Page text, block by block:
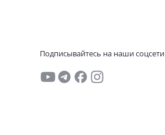
Подписывайтесь на наши соцсети